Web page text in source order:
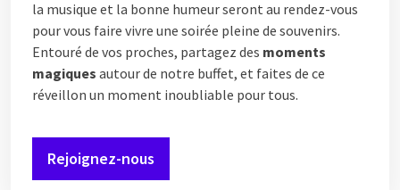
la musique et la bonne humeur seront au rendez-vous
pour vous faire vivre une soirée pleine de souvenirs.
Entouré de vos proches, partagez des moments
magiques autour de notre buffet, et faites de ce
réveillon un moment inoubliable pour tous.
Rejoignez-nous